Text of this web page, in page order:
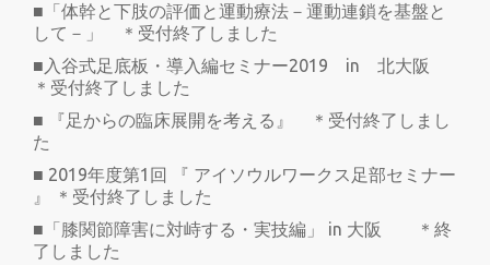
■「体幹と下肢の評価と運動療法－運動連鎖を基盤と
して－」 ＊受付終了しました
■入谷式足底板・導入編セミナー2019 in 北大阪
＊受付終了しました
■ 『足からの臨床展開を考える』 ＊受付終了しまし
た
■ 2019年度第1回 『 アイソウルワークス足部セミナー
』 ＊受付終了しました
■「膝関節障害に対峙する・実技編」 in 大阪 ＊終
了しました